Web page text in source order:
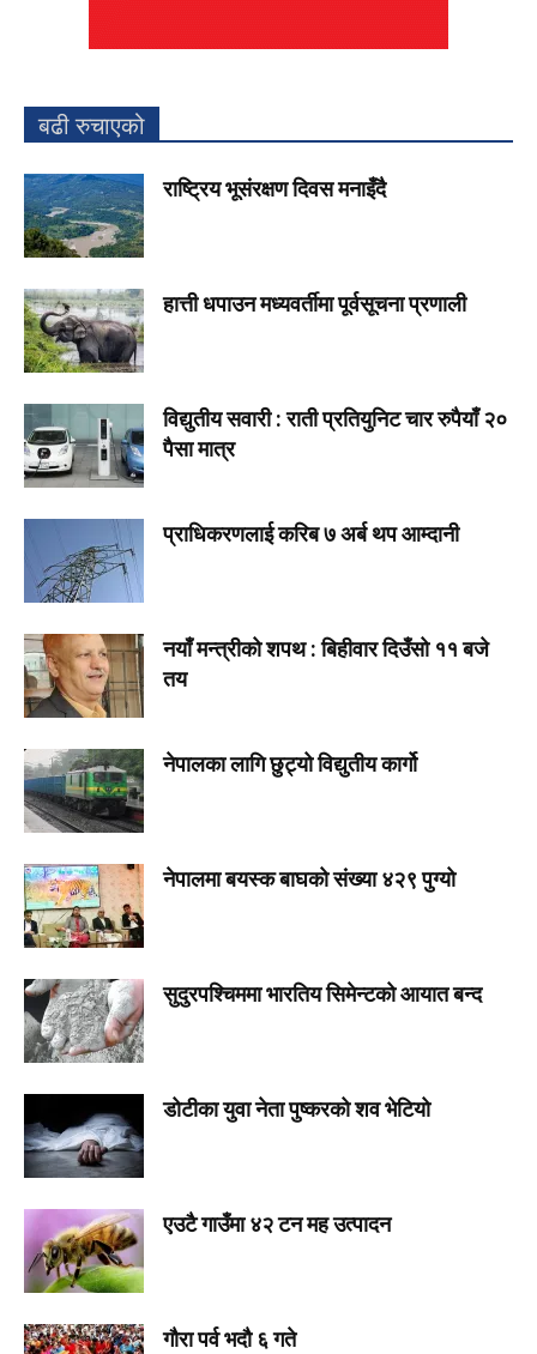
बढी रुचाएको
राष्ट्रिय भूसंरक्षण दिवस मनाइँदै
हात्ती धपाउन मध्यवर्तीमा पूर्वसूचना प्रणाली
विद्युतीय सवारी : राती प्रतियुनिट चार रुपैयाँ २०
पैसा मात्र
प्राधिकरणलाई करिब ७ अर्ब थप आम्दानी
नयाँ मन्त्रीको शपथ : बिहीवार दिउँसो ११ बजे
तय
नेपालका लागि छुट्यो विद्युतीय कार्गो
नेपालमा बयस्क बाघको संख्या ४२९ पुग्यो
सुदुरपश्चिममा भारतिय सिमेन्टको आयात बन्द
डोटीका युवा नेता पुष्करको शव भेटियो
एउटै गाउँमा ४२ टन मह उत्पादन
गौरा पर्व भदौ ६ गते